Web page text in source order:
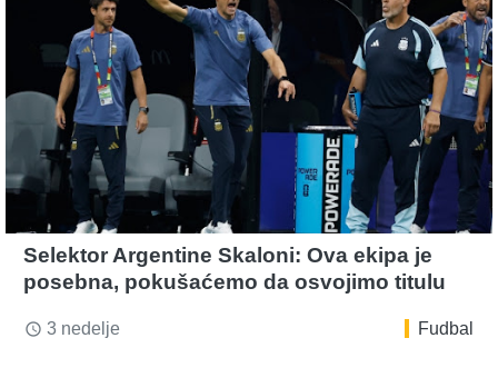
Selektor Argentine Skaloni: Ova ekipa je
posebna, pokušaćemo da osvojimo titulu
access_time 3 nedelje Fudbal